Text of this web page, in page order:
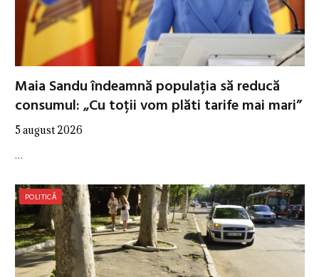
Maia Sandu îndeamnă populația să reducă
consumul: „Cu toții vom plăti tarife mai mari”
5 august 2026
…
POLITICĂ